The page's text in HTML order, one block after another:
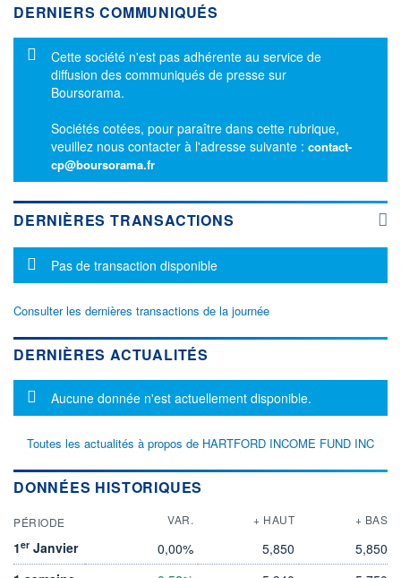
DERNIERS COMMUNIQUÉS
Message d'information
Cette société n'est pas adhérente au service de
diffusion des communiqués de presse sur
Boursorama.
Sociétés cotées, pour paraître dans cette rubrique,
veuillez nous contacter à l'adresse suivante : contact-
cp@boursorama.fr
DERNIÈRES TRANSACTIONS
Message d'information
Pas de transaction disponible
Consulter les dernières transactions de la journée
DERNIÈRES ACTUALITÉS
Message d'information
Aucune donnée n'est actuellement disponible.
Toutes les actualités à propos de HARTFORD INCOME FUND INC
DONNÉES HISTORIQUES
PÉRIODE VAR. + HAUT + BAS
1er Janvier 0,00% 5,850
5,850